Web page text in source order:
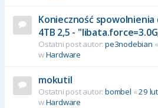
Konieczność spowolnienia
4TB 2,5 -
Ostatni post autor: pe3nodebian
wHardware
mokutil
Ostatni post autor: bombel «29
wHardware